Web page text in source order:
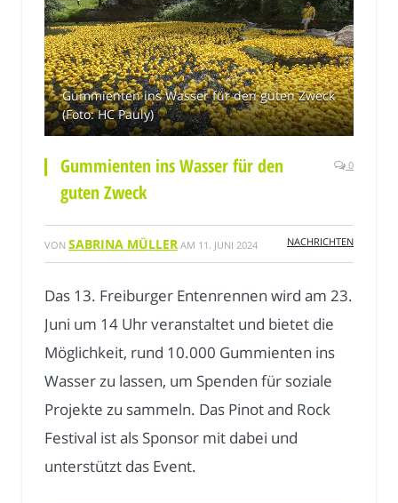
Gummienten ins Wasser für den guten Zweck
(Foto: HC Pauly)
Gummienten ins Wasser für den
guten Zweck
0
VON SABRINA MÜLLER AM 11. JUNI 2024 NACHRICHTEN
Das 13. Freiburger Entenrennen wird am 23.
Juni um 14 Uhr veranstaltet und bietet die
Möglichkeit, rund 10.000 Gummienten ins
Wasser zu lassen, um Spenden für soziale
Projekte zu sammeln. Das Pinot and Rock
Festival ist als Sponsor mit dabei und
unterstützt das Event.